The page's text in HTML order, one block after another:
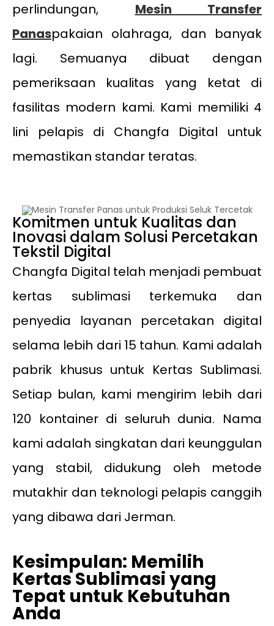
perlindungan, Mesin Transfer
Panaspakaian olahraga, dan banyak
lagi. Semuanya dibuat dengan
pemeriksaan kualitas yang ketat di
fasilitas modern kami. Kami memiliki 4
lini pelapis di Changfa Digital untuk
memastikan standar teratas.
Komitmen untuk Kualitas dan
Inovasi dalam Solusi Percetakan
Tekstil Digital
Changfa Digital telah menjadi pembuat
kertas sublimasi terkemuka dan
penyedia layanan percetakan digital
selama lebih dari 15 tahun. Kami adalah
pabrik khusus untuk Kertas Sublimasi.
Setiap bulan, kami mengirim lebih dari
120 kontainer di seluruh dunia. Nama
kami adalah singkatan dari keunggulan
yang stabil, didukung oleh metode
mutakhir dan teknologi pelapis canggih
yang dibawa dari Jerman.
Kesimpulan: Memilih
Kertas Sublimasi yang
Tepat untuk Kebutuhan
Anda